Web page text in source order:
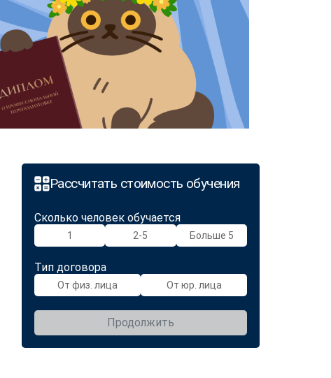
Рассчитать стоимость обучения
Сколько человек обучается
1 2-5 Больше 5
Тип договора
От физ. лица От юр. лица
Продолжить